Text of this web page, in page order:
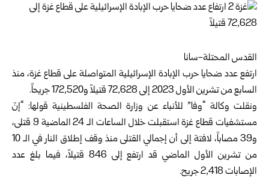
القدس المحتلة-سانا
ارتفع عدد ضحايا حرب الإبادة الإسرائيلية المتواصلة على قطاع غزة، منذ
السابع من تشرين الأول 2023 إلى 72,628 قتيلاً و172,520 جريحاً.
ونقلت وكالة “وفا” للأنباء عن وزارة الصحة الفلسطينية قولها: “إنّ
مستشفيات قطاع غزة استقبلت خلال الساعات الـ 24 الماضية 9 قتلى،
و39 مصاباً، لافتة إلى أن إجمالي القتلى منذ وقف إطلاق النار في الـ 10
من تشرين الأول الماضي قد ارتفع إلى 846 قتيلاً، فيما بلغ عدد
الإصابات 2,418 جريح.